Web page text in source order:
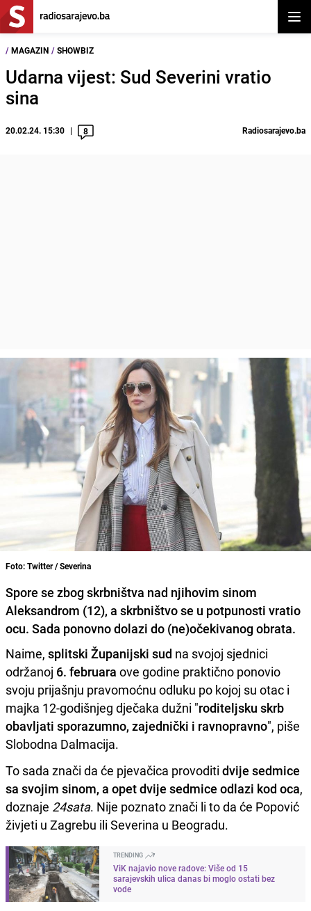
/ MAGAZIN / SHOWBIZ
Udarna vijest: Sud Severini vratio
sina
20.02.24. 15:30 8 Radiosarajevo.ba
Foto: Twitter / Severina
Spore se zbog skrbništva nad njihovim sinom
Aleksandrom (12), a skrbništvo se u potpunosti vratio
ocu. Sada ponovno dolazi do (ne)očekivanog obrata.
Naime, splitski Županijski sud na svojoj sjednici
održanoj 6. februara ove godine praktično ponovio
svoju prijašnju pravomoćnu odluku po kojoj su otac i
majka 12-godišnjeg dječaka dužni "roditeljsku skrb
obavljati sporazumno, zajednički i ravnopravno", piše
Slobodna Dalmacija.
To sada znači da će pjevačica provoditi dvije sedmice
sa svojim sinom, a opet dvije sedmice odlazi kod oca,
doznaje 24sata. Nije poznato znači li to da će Popović
živjeti u Zagrebu ili Severina u Beogradu.
TRENDING
ViK najavio nove radove: Više od 15
sarajevskih ulica danas bi moglo ostati bez
vode